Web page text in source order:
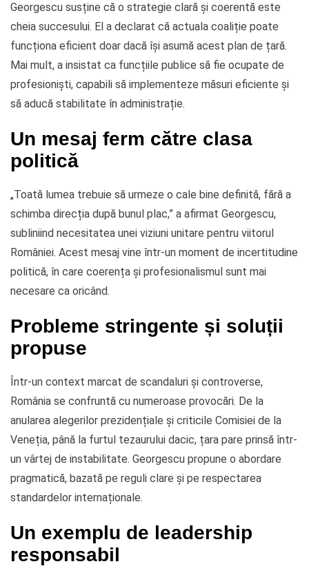
Georgescu susține că o strategie clară și coerentă este
cheia succesului. El a declarat că actuala coaliție poate
funcționa eficient doar dacă își asumă acest plan de țară.
Mai mult, a insistat ca funcțiile publice să fie ocupate de
profesioniști, capabili să implementeze măsuri eficiente și
să aducă stabilitate în administrație.
Un mesaj ferm către clasa
politică
„Toată lumea trebuie să urmeze o cale bine definită, fără a
schimba direcția după bunul plac,” a afirmat Georgescu,
subliniind necesitatea unei viziuni unitare pentru viitorul
României. Acest mesaj vine într-un moment de incertitudine
politică, în care coerența și profesionalismul sunt mai
necesare ca oricând.
Probleme stringente și soluții
propuse
Într-un context marcat de scandaluri și controverse,
România se confruntă cu numeroase provocări. De la
anularea alegerilor prezidențiale și criticile Comisiei de la
Veneția, până la furtul tezaurului dacic, țara pare prinsă într-
un vârtej de instabilitate. Georgescu propune o abordare
pragmatică, bazată pe reguli clare și pe respectarea
standardelor internaționale.
Un exemplu de leadership
responsabil